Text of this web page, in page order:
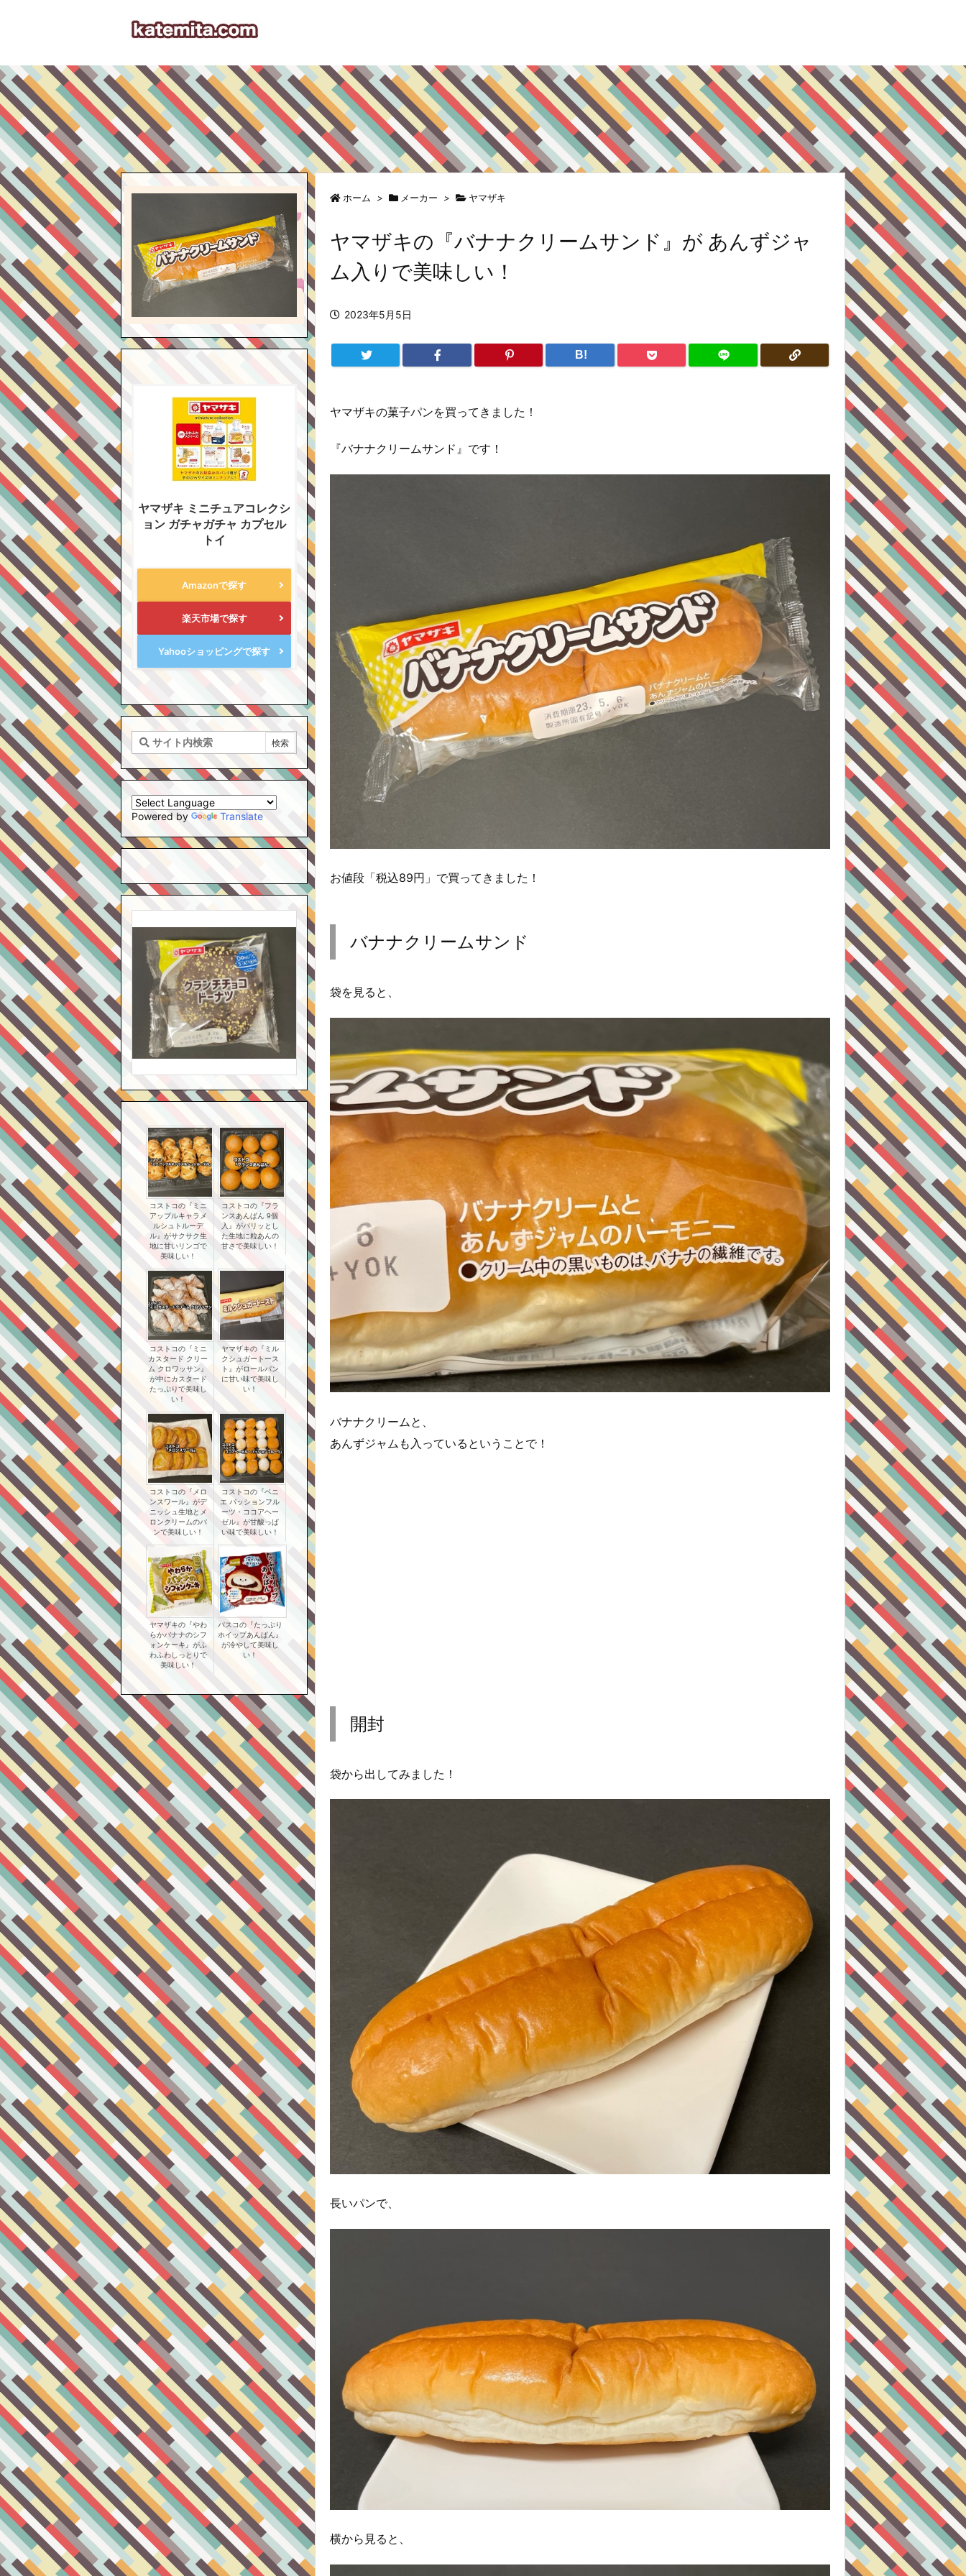
ホーム > メーカー > ヤマザキ
ヤマザキの『バナナクリームサンド』が あんずジャ
ム入りで美味しい！
2023年5月5日
B!
ヤマザキの菓子パンを買ってきました！
『バナナクリームサンド』です！
お値段「税込89円」で買ってきました！
バナナクリームサンド
袋を見ると、
バナナクリームと、
あんずジャムも入っているということで！
開封
袋から出してみました！
長いパンで、
横から見ると、
ヤマザキ ミニチュアコレクシ
ョン ガチャガチャ カプセル
トイ
Amazonで探す
楽天市場で探す
Yahooショッピングで探す
Powered by Translate
コストコの『ミニ
アップルキャラメ
ルシュトルーデ
ル』がサクサク生
地に甘いリンゴで
美味しい！
コストコの『フラ
ンスあんぱん 9個
入』がパリッとし
た生地に粒あんの
甘さで美味しい！
コストコの『ミニ
カスタード クリー
ム クロワッサン』
が中にカスタード
たっぷりで美味し
い！
ヤマザキの『ミル
クシュガートース
ト』がロールパン
に甘い味で美味し
い！
コストコの『メロ
ンスワール』がデ
ニッシュ生地とメ
ロンクリームのパ
ンで美味しい！
コストコの『ベニ
エ パッションフル
ーツ・ココアヘー
ゼル』が甘酸っぱ
い味で美味しい！
ヤマザキの『やわ
らかバナナのシフ
ォンケーキ』がふ
わふわしっとりで
美味しい！
パスコの『たっぷり
ホイップあんぱん』
が冷やして美味し
い！